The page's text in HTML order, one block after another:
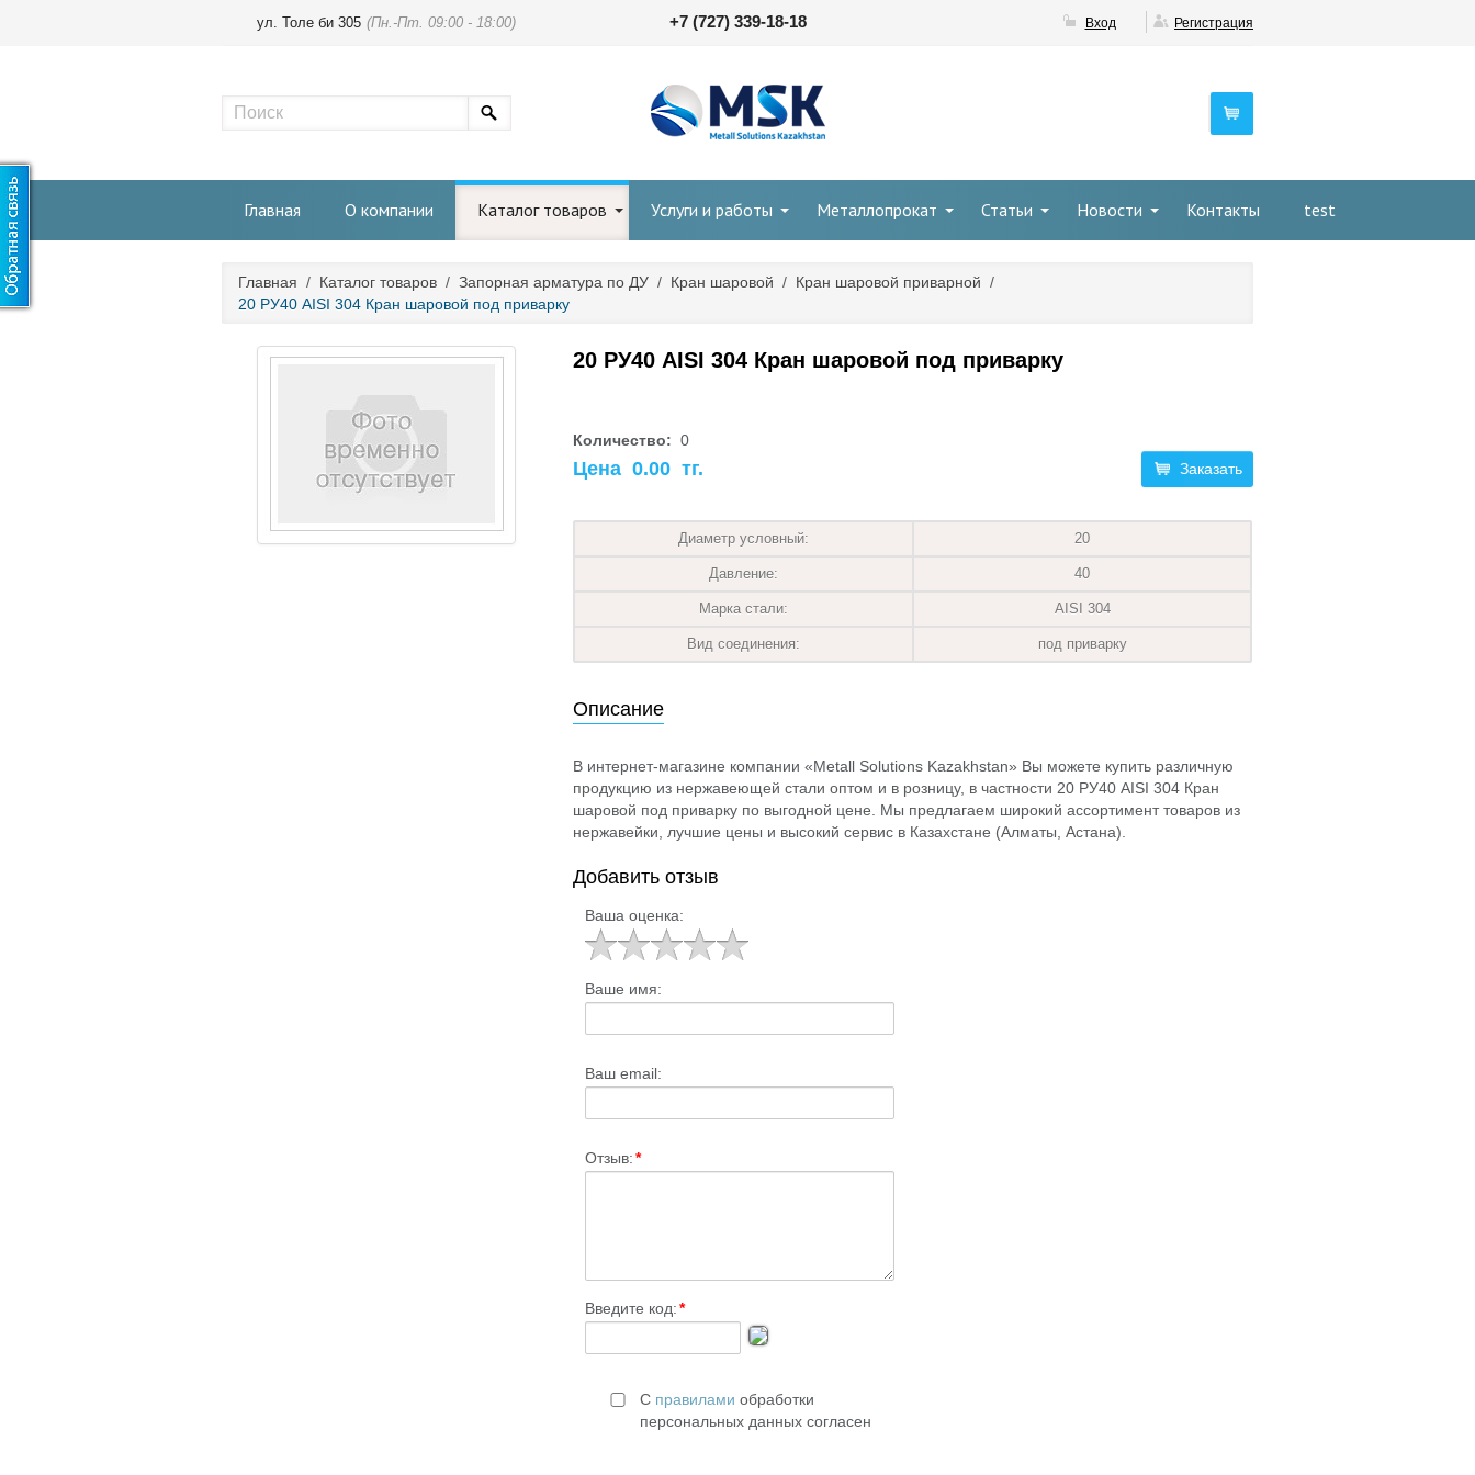
ул. Толе би 305 (Пн.-Пт. 09:00 - 18:00) +7 (727) 339-18-18 Вход Регистрация
Главная О компании Каталог товаров Услуги и работы Металлопрокат Статьи Новости Контакты test
Главная / Каталог товаров / Запорная арматура по ДУ / Кран шаровой / Кран шаровой приварной /
20 РУ40 AISI 304 Кран шаровой под приварку
20 РУ40 AISI 304 Кран шаровой под приварку
Количество: 0
Заказать
Цена 0.00 тг.
Диаметр условный: 20
Давление: 40
Марка стали: AISI 304
Вид соединения: под приварку
Описание
В интернет-магазине компании «Metall Solutions Kazakhstan» Вы можете купить различную
продукцию из нержавеющей стали оптом и в розницу, в частности 20 РУ40 AISI 304 Кран
шаровой под приварку по выгодной цене. Мы предлагаем широкий ассортимент товаров из
нержавейки, лучшие цены и высокий сервис в Казахстане (Алматы, Астана).
Добавить отзыв
Ваша оценка:
Ваше имя:
Ваш email:
Отзыв:*
Введите код:*
С правилами обработки
персональных данных согласен